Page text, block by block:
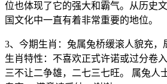
位也体现了它的强大和霸气。从历史
国文化中一直有着非常重要的地位。
3、今期生肖：兔属兔桥缓滚人貌充，
生肖特性：不喜欢正式许诺或过分卷
三不让二争雄，二七三七旺。 属兔人